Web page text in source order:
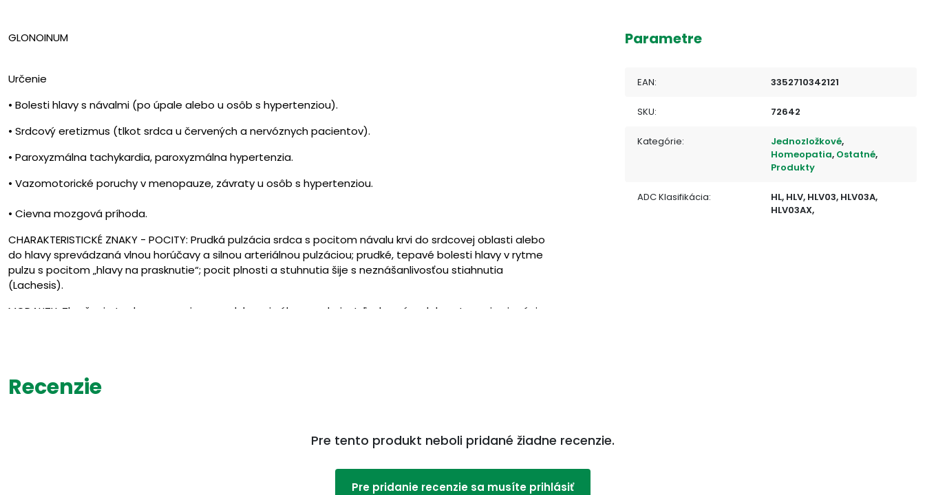
GLONOINUM
Určenie
• Bolesti hlavy s návalmi (po úpale alebo u osôb s hypertenziou).
• Srdcový eretizmus (tlkot srdca u červených a nervóznych pacientov).
• Paroxyzmálna tachykardia, paroxyzmálna hypertenzia.
• Vazomotorické poruchy v menopauze, závraty u osôb s hypertenziou.
• Cievna mozgová príhoda.
CHARAKTERISTICKÉ ZNAKY - POCITY: Prudká pulzácia srdca s pocitom návalu krvi do srdcovej oblasti alebo
do hlavy sprevádzaná vlnou horúčavy a silnou arteriálnou pulzáciou; prudké, tepavé bolesti hlavy v rytme
pulzu s pocitom „hlavy na prasknutie“; pocit plnosti a stuhnutia šije s neznášanlivosťou stiahnutia
(Lachesis).
MODALITY: Zhoršenie teplom - na priamom slnku, pri sálavom ohni, atď.; chvením alebo otrasmi; pri práci
Parametre
EAN: 3352710342121
SKU: 72642
Kategórie: Jednozložkové,
Homeopatia, Ostatné,
Produkty
ADC Klasifikácia:
HL, HLV, HLV03, HLV03A,
HLV03AX,
Recenzie
Pre tento produkt neboli pridané žiadne recenzie.
Pre pridanie recenzie sa musíte prihlásiť